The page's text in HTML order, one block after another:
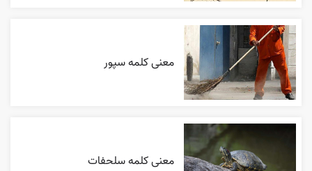
معنی کلمه سپور
معنی کلمه سلحفات